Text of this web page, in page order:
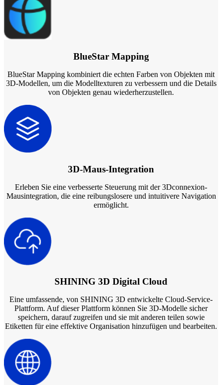
BlueStar Mapping
BlueStar Mapping kombiniert die echten Farben von Objekten mit
3D-Modellen, um die Modelltexturen zu verbessern und die Details
von Objekten genau wiederherzustellen.
3D-Maus-Integration
Erleben Sie eine verbesserte Steuerung mit der 3Dconnexion-
Mausintegration, die eine reibungslosere und intuitivere Navigation
ermöglicht.
SHINING 3D Digital Cloud
Eine umfassende, von SHINING 3D entwickelte Cloud-Service-
Plattform. Auf dieser Plattform können Sie 3D-Modelle sicher
speichern, darauf zugreifen und sie mit anderen teilen sowie
Etiketten für eine effektive Organisation hinzufügen und bearbeiten.